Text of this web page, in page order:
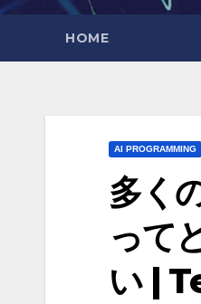
HOME
AI PROGRAMMING
多く
って
い |